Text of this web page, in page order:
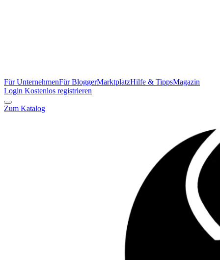
Für UnternehmenFür BloggerMarktplatzHilfe & TippsMagazin
Login Kostenlos registrieren
Zum Katalog